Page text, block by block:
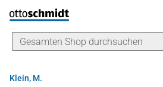
Direkt zum Inhalt
Klein, M.